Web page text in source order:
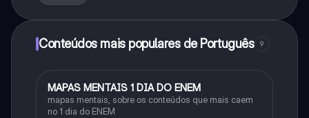
Conteúdos mais populares de Português 9
Português
MAPAS MENTAIS 1 DIA DO ENEM
mapas mentais, sobre os conteúdos que mais caem
no 1 dia do ENEM